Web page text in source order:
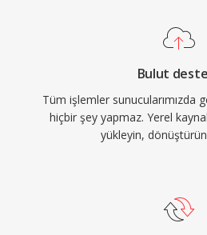
codec&#039;lerini kullanır.
parçası desteği sunarak çok
için pratik bir çözüm
değişken bit hızı kodlamanın
iyileştirmelerini sunarken
amaç için geçilmiş olsa da
Bulut
Tüm işlemler sunucularımızda
hiçbir şey yapmaz. Yerel
yükleyin,